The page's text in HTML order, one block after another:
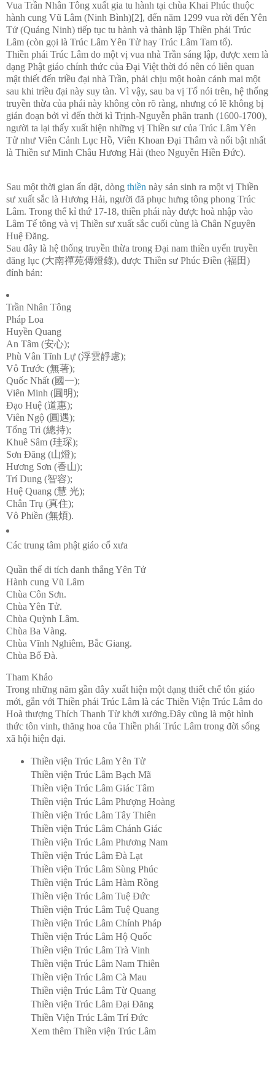
Vua Trần Nhân Tông xuất gia tu hành tại chùa Khai Phúc thuộc
hành cung Vũ Lâm (Ninh Bình)[2], đến năm 1299 vua rời đến Yên
Tử (Quảng Ninh) tiếp tục tu hành và thành lập Thiền phái Trúc
Lâm (còn gọi là Trúc Lâm Yên Tử hay Trúc Lâm Tam tổ).
Thiền phái Trúc Lâm do một vị vua nhà Trần sáng lập, được xem là
dạng Phật giáo chính thức của Đại Việt thời đó nên có liên quan
mật thiết đến triều đại nhà Trần, phải chịu một hoàn cảnh mai một
sau khi triều đại này suy tàn. Vì vậy, sau ba vị Tổ nói trên, hệ thống
truyền thừa của phái này không còn rõ ràng, nhưng có lẽ không bị
gián đoạn bởi vì đến thời kì Trịnh-Nguyễn phân tranh (1600-1700),
người ta lại thấy xuất hiện những vị Thiền sư của Trúc Lâm Yên
Tử như Viên Cảnh Lục Hồ, Viên Khoan Đại Thâm và nổi bật nhất
là Thiền sư Minh Châu Hương Hải (theo Nguyễn Hiền Đức).
Sau một thời gian ẩn dật, dòng thiền này sản sinh ra một vị Thiền
sư xuất sắc là Hương Hải, người đã phục hưng tông phong Trúc
Lâm. Trong thế kỉ thứ 17-18, thiền phái này được hoà nhập vào
Lâm Tế tông và vị Thiền sư xuất sắc cuối cùng là Chân Nguyên
Huệ Đăng.
Sau đây là hệ thống truyền thừa trong Đại nam thiền uyển truyền
đăng lục (大南禪苑傳燈錄), được Thiền sư Phúc Điền (福田)
đính bản:
Trần Nhân Tông
Pháp Loa
Huyền Quang
An Tâm (安心);
Phù Vân Tĩnh Lự (浮雲靜慮);
Vô Trước (無著);
Quốc Nhất (國一);
Viên Minh (圓明);
Đạo Huệ (道惠);
Viên Ngộ (圓遇);
Tổng Trì (總持);
Khuê Sâm (珪琛);
Sơn Đăng (山燈);
Hương Sơn (香山);
Trí Dung (智容);
Huệ Quang (慧 光);
Chân Trụ (真住);
Vô Phiền (無煩).
Các trung tâm phật giáo cổ xưa
Quần thể di tích danh thắng Yên Tử
Hành cung Vũ Lâm
Chùa Côn Sơn.
Chùa Yên Tử.
Chùa Quỳnh Lâm.
Chùa Ba Vàng.
Chùa Vĩnh Nghiêm, Bắc Giang.
Chùa Bổ Đà.
Tham Khảo
Trong những năm gần đây xuất hiện một dạng thiết chế tôn giáo
mới, gắn với Thiền phái Trúc Lâm là các Thiền Viện Trúc Lâm do
Hoà thượng Thích Thanh Từ khởi xướng.Đây cũng là một hình
thức tôn vinh, thăng hoa của Thiền phái Trúc Lâm trong đời sống
xã hội hiện đại.
Thiền viện Trúc Lâm Yên Tử
Thiền viện Trúc Lâm Bạch Mã
Thiền viện Trúc Lâm Giác Tâm
Thiền viện Trúc Lâm Phượng Hoàng
Thiền viện Trúc Lâm Tây Thiên
Thiền viện Trúc Lâm Chánh Giác
Thiền viện Trúc Lâm Phương Nam
Thiền viện Trúc Lâm Đà Lạt
Thiền viện Trúc Lâm Sùng Phúc
Thiền viện Trúc Lâm Hàm Rồng
Thiền viện Trúc Lâm Tuệ Đức
Thiền viện Trúc Lâm Tuệ Quang
Thiền viện Trúc Lâm Chính Pháp
Thiền viện Trúc Lâm Hộ Quốc
Thiền viện Trúc Lâm Trà Vinh
Thiền viện Trúc Lâm Nam Thiên
Thiền viện Trúc Lâm Cà Mau
Thiền viện Trúc Lâm Từ Quang
Thiền viện Trúc Lâm Đại Đăng
Thiền Viện Trúc Lâm Trí Đức
Xem thêm Thiền viện Trúc Lâm